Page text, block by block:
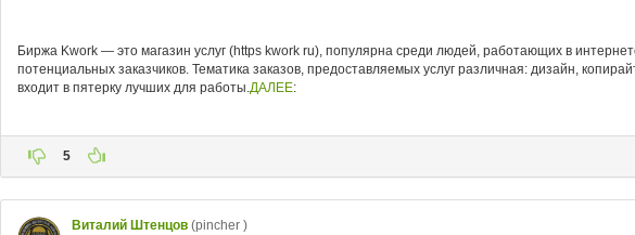
Биржа Kwork — это магазин услуг (https kwork ru), популярна среди людей, работающих в
потенциальных заказчиков. Тематика заказов, предоставляемых услуг различная: дизайн,
входит в пятерку лучших для работы.ДАЛЕЕ:
5
Виталий Штенцов (pincher )